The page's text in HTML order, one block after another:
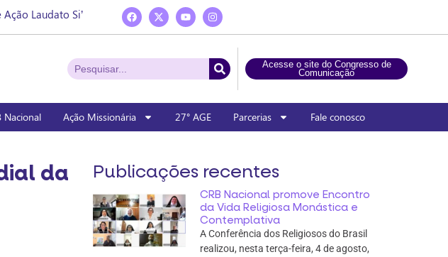
Laudato Si’
Acesse o site do Congresso de
Comunicação
Nacional Ação Missionária 27° AGE Parcerias Fale conosco
da Publicações recentes
CRB Nacional promove Encontro
da Vida Religiosa Monástica e
Contemplativa
A Conferência dos Religiosos do Brasil
realizou, nesta terça-feira, 4 de agosto,